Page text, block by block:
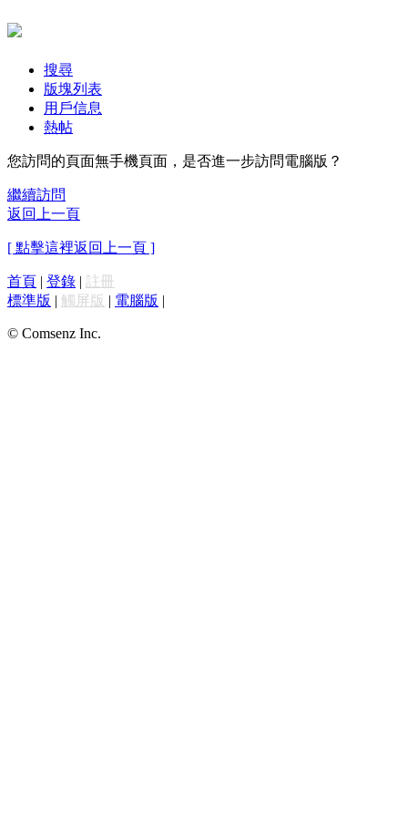
搜尋
版塊列表
用戶信息
熱帖
您訪問的頁面無手機頁面，是否進一步訪問電腦版？
繼續訪問
返回上一頁
[ 點擊這裡返回上一頁 ]
首頁 | 登錄 | 註冊
標準版 | 觸屏版 | 電腦版 |
© Comsenz Inc.